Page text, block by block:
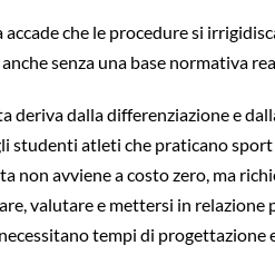
che le procedure si
senza una base normativa
deriva dalla differenziazione e
studenti atleti che praticano
non avviene a costo zero, ma
valutare e mettersi in relazione
tempi di progettazione